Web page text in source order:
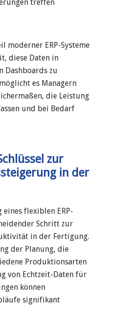
treffen
moderner ERP-Systeme
diese Daten in
Dashboards zu
es Managern
die Leistung
und bei Bedarf
zur
in der
flexiblen ERP-
Schritt zur
in der Fertigung.
der Planung, die
Produktionsarten
von Echtzeit-Daten für
können
signifikant